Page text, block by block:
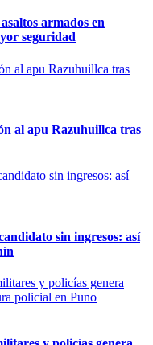
armados en
seguridad
al apu Razuhuillca tras
sin ingresos: así